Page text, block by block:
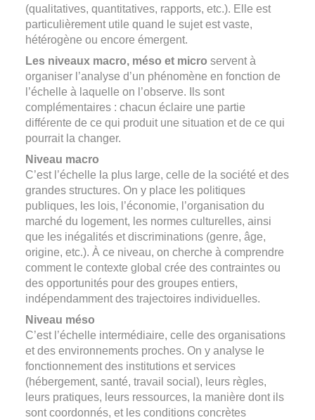
(qualitatives, quantitatives, rapports, etc.). Elle est
particulièrement utile quand le sujet est vaste,
hétérogène ou encore émergent.
Les niveaux macro, méso et micro servent à
organiser l’analyse d’un phénomène en fonction de
l’échelle à laquelle on l’observe. Ils sont
complémentaires : chacun éclaire une partie
différente de ce qui produit une situation et de ce qui
pourrait la changer.
Niveau macro
C’est l’échelle la plus large, celle de la société et des
grandes structures. On y place les politiques
publiques, les lois, l’économie, l’organisation du
marché du logement, les normes culturelles, ainsi
que les inégalités et discriminations (genre, âge,
origine, etc.). À ce niveau, on cherche à comprendre
comment le contexte global crée des contraintes ou
des opportunités pour des groupes entiers,
indépendamment des trajectoires individuelles.
Niveau méso
C’est l’échelle intermédiaire, celle des organisations
et des environnements proches. On y analyse le
fonctionnement des institutions et services
(hébergement, santé, travail social), leurs règles,
leurs pratiques, leurs ressources, la manière dont ils
sont coordonnés, et les conditions concrètes